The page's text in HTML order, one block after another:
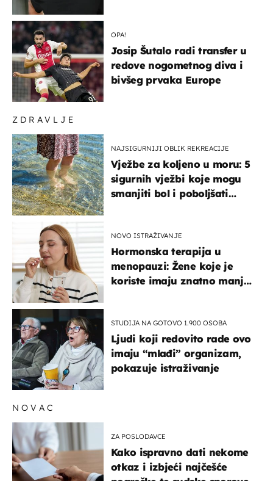
ZDRAVLJE
NAJSIGURNIJI OBLIK REKREACIJE
Vježbe za koljeno u moru: 5
sigurnih vježbi koje mogu
smanjiti bol i poboljšati
NOVO ISTRAŽIVANJE
Hormonska terapija u
menopauzi: Žene koje je
koriste imaju znatno manji
STUDIJA NA GOTOVO 1.900 OSOBA
Ljudi koji redovito rade ovo
imaju “mlađi” organizam,
pokazuje istraživanje
OPA!
Josip Šutalo radi transfer u
redove nogometnog diva i
bivšeg prvaka Europe
NOVAC
ZA POSLODAVCE
Kako ispravno dati nekome
otkaz i izbjeći najčešće